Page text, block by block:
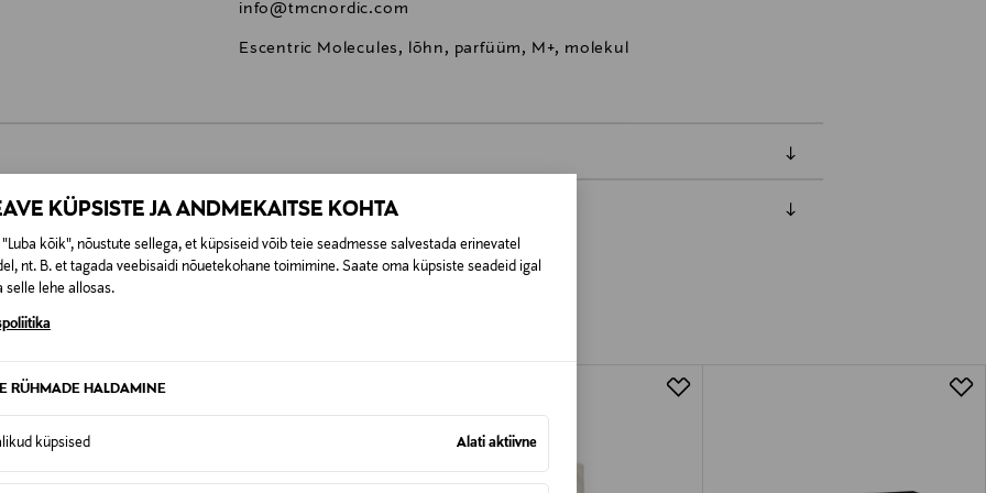
KÜPSISTE JA ANDMEKAITSE KOHTA
"Luba kõik", nõustute sellega, et küpsiseid võib teie seadmesse salvestada erinevatel
nt. B. et tagada veebisaidi nõuetekohane toimimine. Saate oma küpsiste seadeid igal
selle lehe allosas.
RÜHMADE HALDAMINE
küpsised Alati aktiivne
info@tmcnordic.com
Escentric Molecules, lõhn, parfüüm, M+, molekul
0,00 € – 4,90 €
lepingust taganeda 30 päeva jooksul alates kauba kättesaamisest. Suletud pakendis toodete puhul
Tagastatavad suletud pakendis kosmeetika- ja loodustooted peavad olema avamata originaalpakendis.
KA